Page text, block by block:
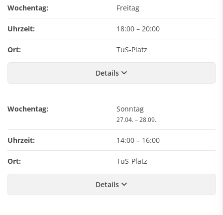
Wochentag: Freitag
Uhrzeit: 18:00 – 20:00
Ort: TuS-Platz
Details
Wochentag: Sonntag
27.04. – 28.09.
Uhrzeit: 14:00 – 16:00
Ort: TuS-Platz
Details